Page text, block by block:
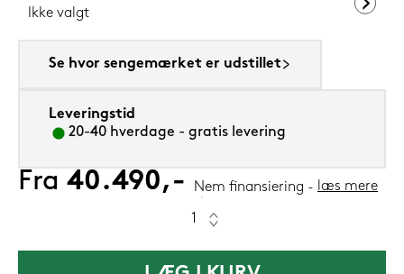
Ikke valgt
Se hvor sengemærket er udstillet
Leveringstid
20-40 hverdage - gratis levering
Fra 40.490,- Nem finansiering læs mere